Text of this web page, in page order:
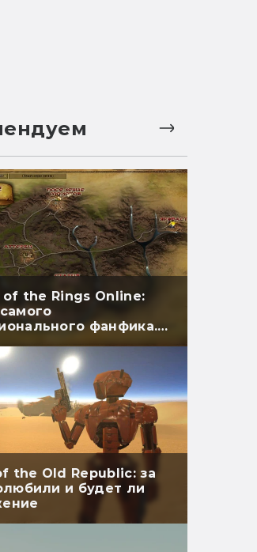
the Rings Online:
фанфика.
the Old Republic: за
и будет ли